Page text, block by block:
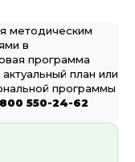
методическим
в
программа
план или
программы
550-24-62